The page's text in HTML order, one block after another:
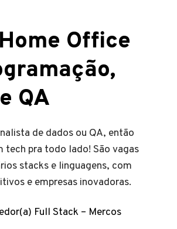
Office
QA
de dados ou QA, então
tech pra todo lado! São vagas
stacks e linguagens, com
e empresas inovadoras.
Full Stack – Mercos